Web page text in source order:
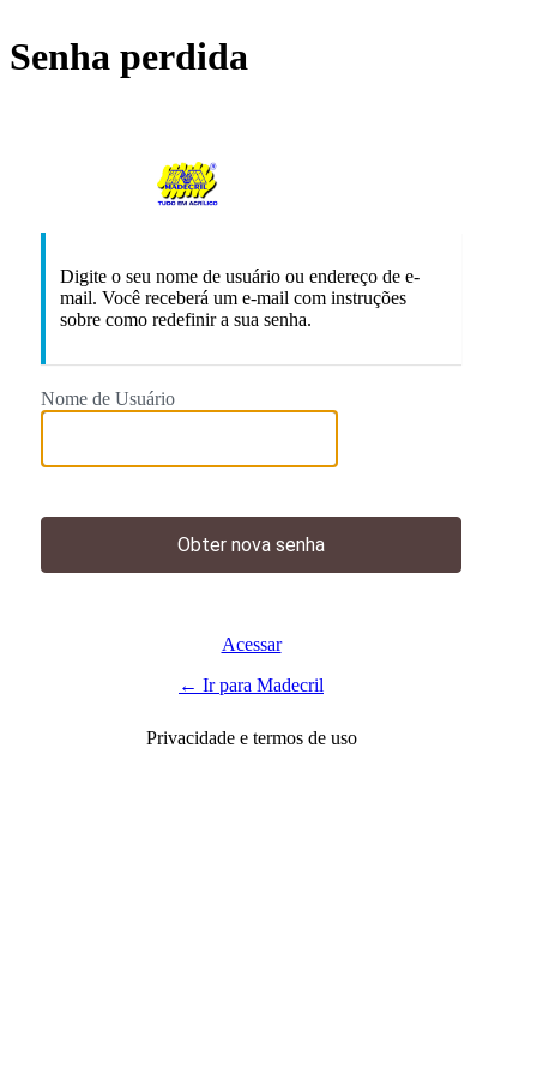
Senha perdida
Digite o seu nome de usuário ou endereço de e-
mail. Você receberá um e-mail com instruções
sobre como redefinir a sua senha.
Nome de Usuário
Acessar
← Ir para Madecril
Privacidade e termos de uso